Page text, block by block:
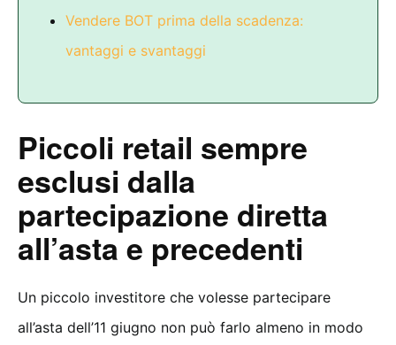
Vendere BOT prima della scadenza:
vantaggi e svantaggi
Piccoli retail sempre
esclusi dalla
partecipazione diretta
all’asta e precedenti
Un piccolo investitore che volesse partecipare
all’asta dell’11 giugno non può farlo almeno in modo